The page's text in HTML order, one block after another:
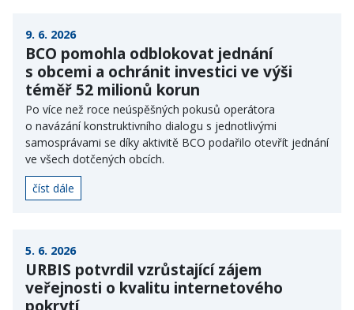
9. 6. 2026
BCO pomohla odblokovat jednání
s obcemi a ochránit investici ve výši
téměř 52 milionů korun
Po více než roce neúspěšných pokusů operátora
o navázání konstruktivního dialogu s jednotlivými
samosprávami se díky aktivitě BCO podařilo otevřít jednání
ve všech dotčených obcích.
číst dále
5. 6. 2026
URBIS potvrdil vzrůstající zájem
veřejnosti o kvalitu internetového
pokrytí